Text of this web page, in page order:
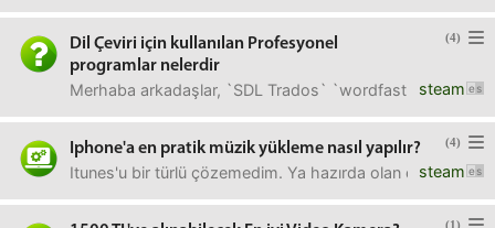
(4)
Dil Çeviri için kullanılan Profesyonel
programlar nelerdir
steam
Merhaba arkadaşlar, `SDL Trados` `wordfast` gibi çeviri
(4)
Iphone'a en pratik müzik yükleme nasıl yapılır?
steam
Itunes'u bir türlü çözemedim. Ya hazırda olan
(1)